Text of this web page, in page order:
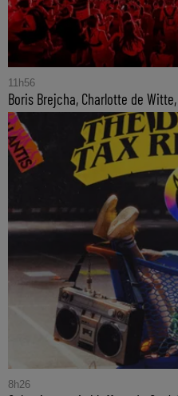
11h56
Boris Brejcha, Charlotte de
8h26